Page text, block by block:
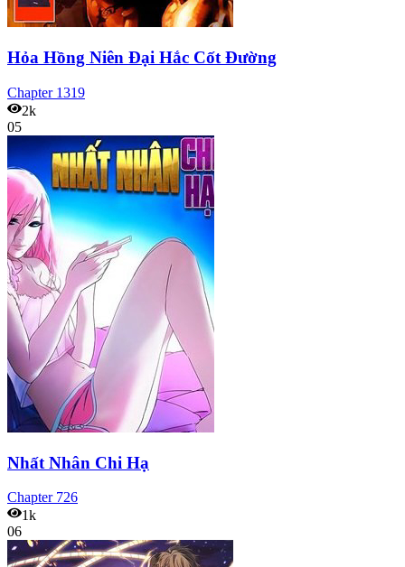
Hỏa Hồng Niên Đại Hắc Cốt Đường
Chapter 1319
2k
05
Nhất Nhân Chi Hạ
Chapter 726
1k
06